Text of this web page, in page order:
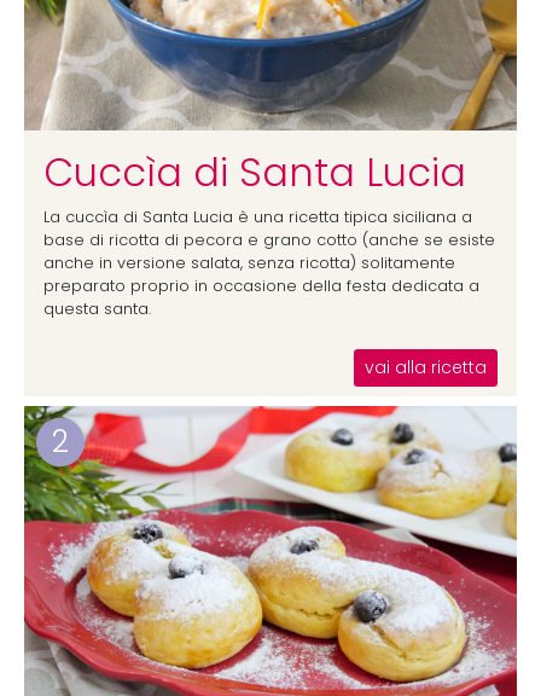
Cuccìa di Santa Lucia
La cuccìa di Santa Lucia è una ricetta tipica siciliana a
base di ricotta di pecora e grano cotto (anche se esiste
anche in versione salata, senza ricotta) solitamente
preparato proprio in occasione della festa dedicata a
questa santa.
vai alla ricetta
2